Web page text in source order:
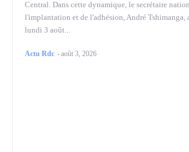
Central. Dans cette dynamique, le secrétaire
l'implantation et de l'adhésion, André Tshimanga,
lundi 3 août...
Actu Rdc -août 3, 2026